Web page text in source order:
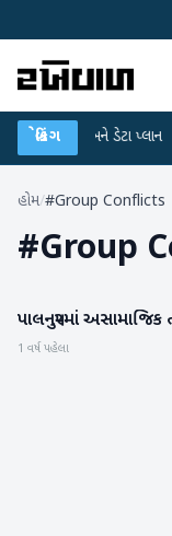
બ્રેકિંગ
રિચાર્જ અને ડેટા પ્લાન ●
હોમ/#Group Conflicts
#Group
બનાસકાંઠા
પાલનપુરમાં અસામાજિક
1 વર્ષ પહેલા